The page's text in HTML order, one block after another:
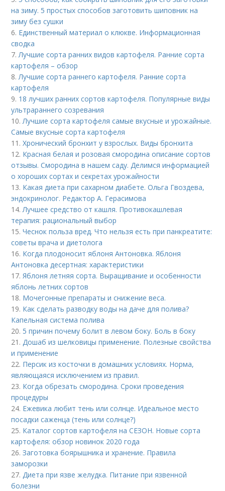
на зиму. 5 простых способов заготовить шиповник на
зиму без сушки
6. Единственный материал о клюкве. Информационная
сводка
7.Лучшие сорта ранних видов картофеля. Ранние сорта
картофеля – обзор
8.Лучшие сорта раннего картофеля. Ранние сорта
картофеля
9. 18 лучших ранних сортов картофеля. Популярные виды
ультрараннего созревания
10.Лучшие сорта картофеля самые вкусные и урожайные.
Самые вкусные сорта картофеля
11.Хронический бронхит у взрослых. Виды бронхита
12. Красная белая и розовая смородина описание сортов
отзывы. Смородина в нашем саду. Делимся информацией
о хороших сортах и секретах урожайности
13. Какая диета при сахарном диабете. Ольга Гвоздева,
эндокринолог. Редактор А. Герасимова
14.Лучшее средство от кашля. Противокашлевая
терапия: рациональный выбор
15.Чеснок польза вред. Что нельзя есть при панкреатите:
советы врача и диетолога
16. Когда плодоносит яблоня Антоновка. Яблоня
Антоновка десертная: характеристики
17.Яблоня летняя сорта. Выращивание и особенности
яблонь летних сортов
18. Мочегонные препараты и снижение веса.
19. Как сделать разводку воды на даче для полива?
Капельная система полива
20. 5 причин почему болит в левом боку. Боль в боку
21.Дошаб из шелковицы применение. Полезные свойства
и применение
22. Персик из косточки в домашних условиях. Норма,
являющаяся исключением из правил.
23. Когда обрезать смородина. Сроки проведения
процедуры
24. Ежевика любит тень или солнце. Идеальное место
посадки саженца (тень или солнце?)
25. Каталог сортов картофеля на СЕЗОН. Новые сорта
картофеля: обзор новинок 2020 года
26.Заготовка боярышника и хранение. Правила
заморозки
27.Диета при язве желудка. Питание при язвенной
болезни